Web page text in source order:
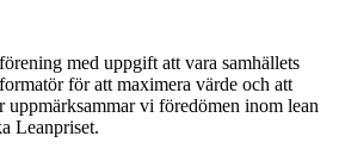
med uppgift att vara samhällets
för att maximera värde och att
uppmärksammar vi föredömen inom lean
Leanpriset.